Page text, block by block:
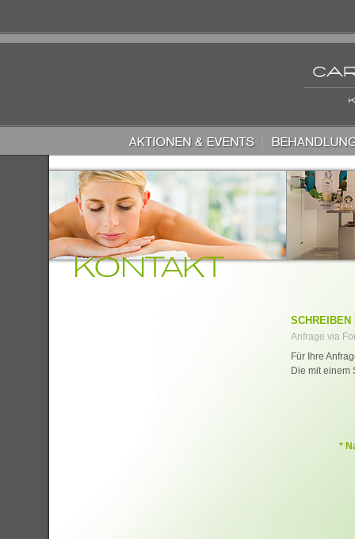
SCHREIBEN
Anfrage via
Für Ihre
Die mit einem
*